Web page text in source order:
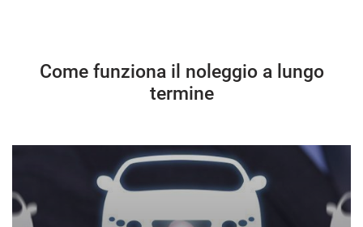
Come funziona il noleggio a lungo
termine